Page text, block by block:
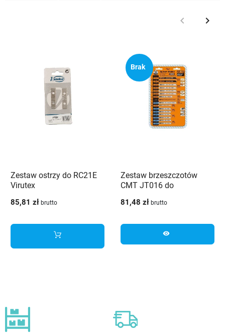
Poprzedni
keyboard_arrow_left keyboard_arrow_right
Zestaw ostrzy do RC21E
Virutex
85,81 zł brutto
Brak
Zestaw brzeszczotów
CMT JT016 do
81,48 zł brutto
visibility